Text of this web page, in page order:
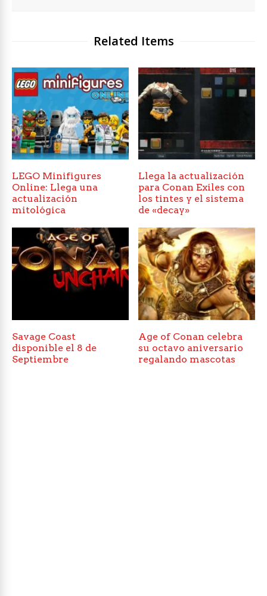
Related Items
LEGO Minifigures
Online: Llega una
actualización
mitológica
Llega la actualización
para Conan Exiles con
los tintes y el sistema
de «decay»
Savage Coast
disponible el 8 de
Septiembre
Age of Conan celebra
su octavo aniversario
regalando mascotas